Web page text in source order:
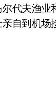
代夫渔业
自到机场